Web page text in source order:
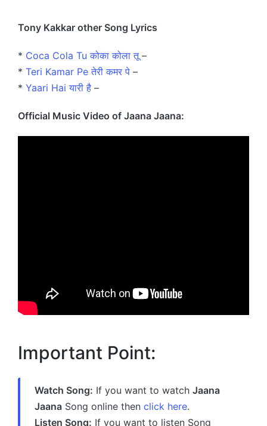
Tony Kakkar other Song Lyrics
* Coca Cola Tu कोका कोला तू –
* Teri Kamar Pe तेरी कमर पे –
* Yaari Hai यारी है –
Official Music Video of Jaana Jaana:
Important Point:
Watch Song: If you want to watch Jaana
Jaana Song online then click here.
Listen Song: If you want to listen Song